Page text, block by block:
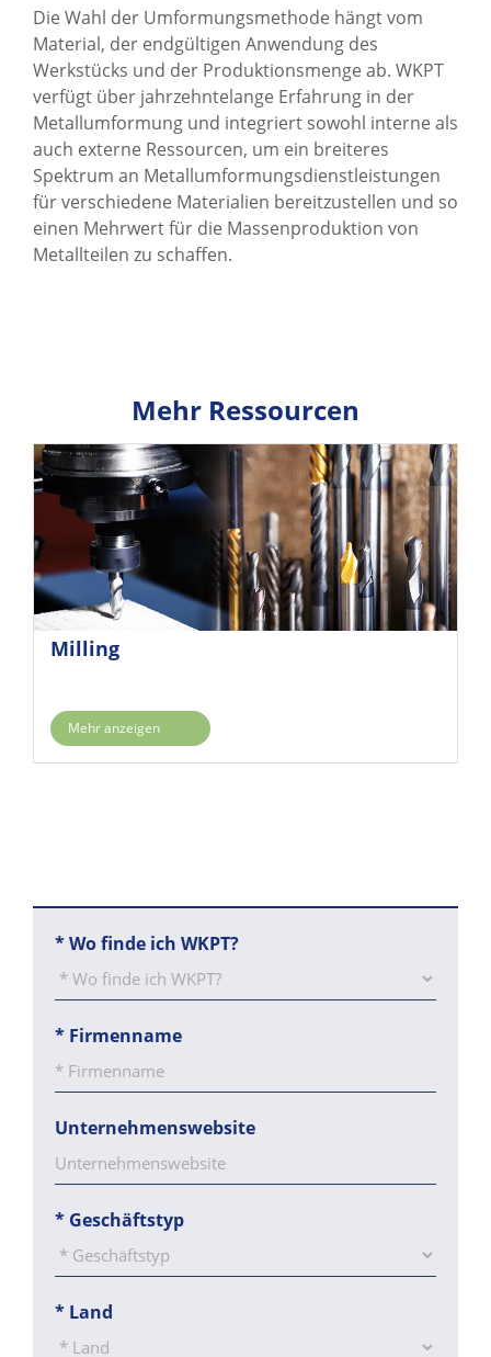
Die Wahl der Umformungsmethode hängt vom
Material, der endgültigen Anwendung des
Werkstücks und der Produktionsmenge ab. WKPT
verfügt über jahrzehntelange Erfahrung in der
Metallumformung und integriert sowohl interne als
auch externe Ressourcen, um ein breiteres
Spektrum an Metallumformungsdienstleistungen
für verschiedene Materialien bereitzustellen und so
einen Mehrwert für die Massenproduktion von
Metallteilen zu schaffen.
Mehr Ressourcen
Milling
Mehr anzeigen
*Wo finde ich WKPT?
* Firmenname
Unternehmenswebsite
* Geschäftstyp
* Land